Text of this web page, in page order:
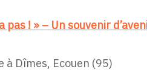
pas ! » – Un souvenir
à Dîmes, Ecouen (95)